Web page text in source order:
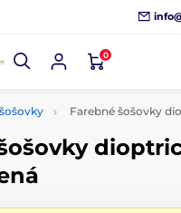
0
Farebné šošovky